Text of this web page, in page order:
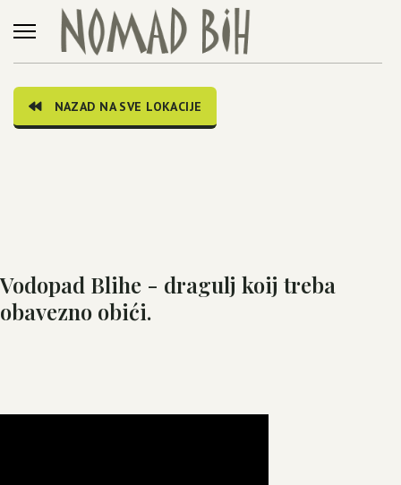
NAZAD NA SVE LOKACIJE
Vodopad Blihe - dragulj koij treba
obavezno obići.